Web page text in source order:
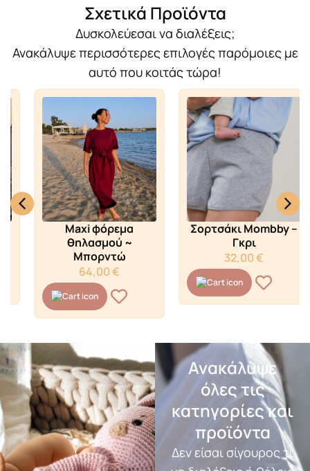
Σχετικά Προϊόντα
Δυσκολεύεσαι να διαλέξεις;
Ανακάλυψε περισσότερες επιλογές παρόμοιες με
αυτό που κοιτάς τώρα!
Maxi φόρεμα
θηλασμού ~
Μπορντώ
64,00€
Σορτσάκι Mombby –
Γκρι
32,00€
Ανακάλυψε
όλες τις
κατηγορίες και
προϊόντα
Δεν είσαι σίγουρος τι